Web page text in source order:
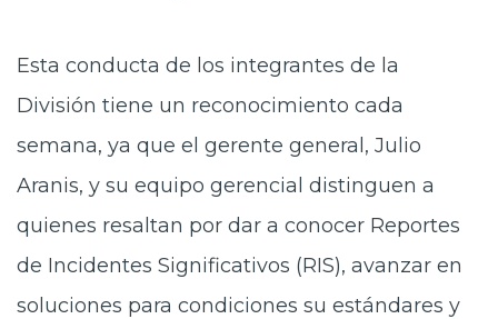
Esta conducta de los integrantes de la
División tiene un reconocimiento cada
semana, ya que el gerente general, Julio
Aranis, y su equipo gerencial distinguen a
quienes resaltan por dar a conocer Reportes
de Incidentes Significativos (RIS), avanzar en
soluciones para condiciones su estándares y